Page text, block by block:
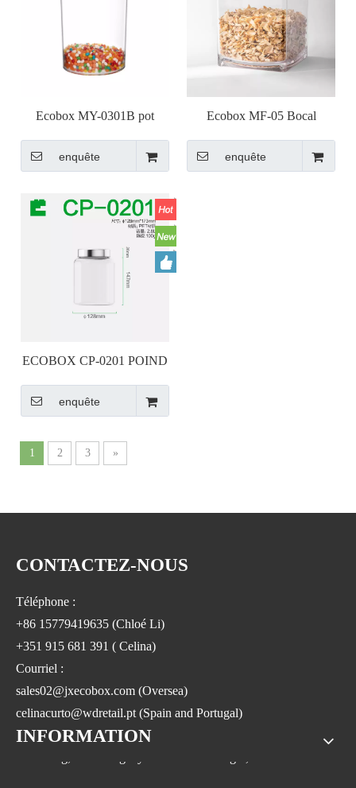
Ecobox MY-0301B pot
hermétique pour noix en vrac
enquête
Ecobox MF-05 Bocal
hermétique pour noix en vrac
enquête
ECOBOX CP-0201 POIND
DE NURS BULK ARREST
enquête
1 2 3 »
CONTACTEZ-NOUS
Téléphone :
+86 15779419635 (Chloé Li)
+351 915 681 391 ( Celina)
Courriel :
sales02@jxecobox.com (Oversea)
celinacurto@wdretail.pt (Spain and Portugal)
Adresse : n° 1533, n° 2 Jinsha Road, Xiaolan ETDZ, comté de
INFORMATION